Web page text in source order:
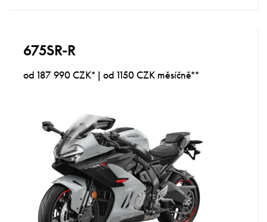
675SR-R
od 187 990 CZK* | od 1150 CZK měsíčně**